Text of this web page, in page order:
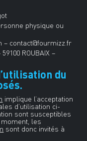
physique ou
– contact@fourmizz.fr
ROUBAIX –
du
implique l’acceptation
d’utilisation ci-
sont susceptibles
les
sont donc invités à